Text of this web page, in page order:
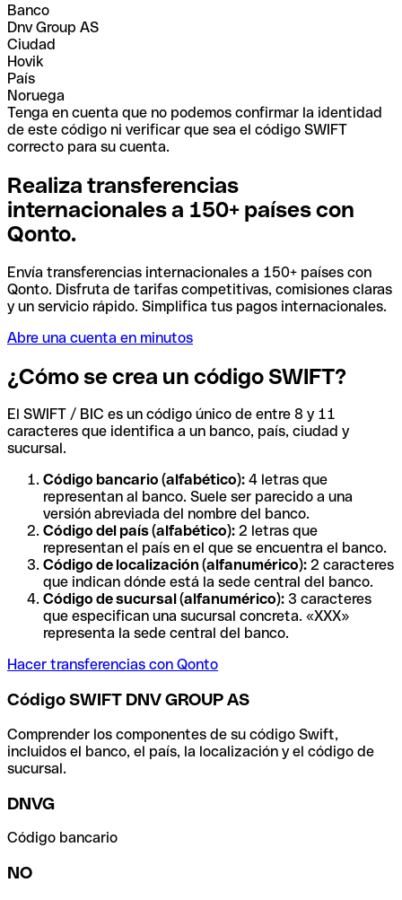
Banco
Dnv Group AS
Ciudad
Hovik
País
Noruega
Tenga en cuenta que no podemos confirmar la identidad
de este código ni verificar que sea el código SWIFT
correcto para su cuenta.
Realiza transferencias
internacionales a 150+ países con
Qonto.
Envía transferencias internacionales a 150+ países con
Qonto. Disfruta de tarifas competitivas, comisiones claras
y un servicio rápido. Simplifica tus pagos internacionales.
Abre una cuenta en minutos
¿Cómo se crea un código SWIFT?
El SWIFT / BIC es un código único de entre 8 y 11
caracteres que identifica a un banco, país, ciudad y
sucursal.
Código bancario (alfabético): 4 letras que
representan al banco. Suele ser parecido a una
versión abreviada del nombre del banco.
Código del país (alfabético): 2 letras que
representan el país en el que se encuentra el banco.
Código de localización (alfanumérico): 2 caracteres
que indican dónde está la sede central del banco.
Código de sucursal (alfanumérico): 3 caracteres
que especifican una sucursal concreta. «XXX»
representa la sede central del banco.
Hacer transferencias con Qonto
Código SWIFT DNV GROUP AS
Comprender los componentes de su código Swift,
incluidos el banco, el país, la localización y el código de
sucursal.
DNVG
Código bancario
NO